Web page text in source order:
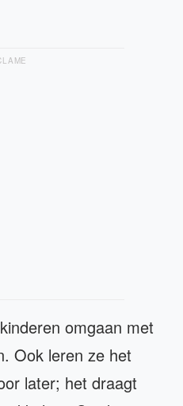
omgaan met
Ook leren ze het
later; het draagt